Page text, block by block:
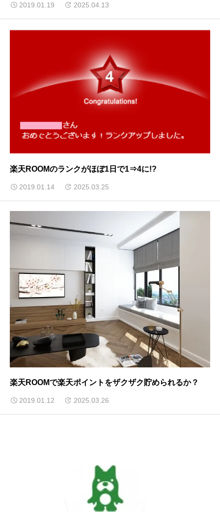
2019.01.19 2025.04.13
楽天ROOMのランクがほぼ1日で1⇒4に!?
2019.01.14 2025.03.25
楽天ROOMで楽天ポイントをザクザク貯められるか？
2019.01.12 2025.03.26